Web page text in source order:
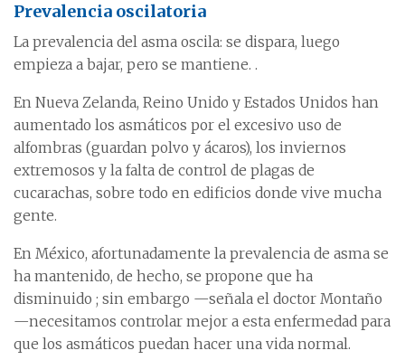
Prevalencia oscilatoria
La prevalencia del asma oscila: se dispara, luego
empieza a bajar, pero se mantiene. .
En Nueva Zelanda, Reino Unido y Estados Unidos han
aumentado los asmáticos por el excesivo uso de
alfombras (guardan polvo y ácaros), los inviernos
extremosos y la falta de control de plagas de
cucarachas, sobre todo en edificios donde vive mucha
gente.
En México, afortunadamente la prevalencia de asma se
ha mantenido, de hecho, se propone que ha
disminuido ; sin embargo —señala el doctor Montaño
—necesitamos controlar mejor a esta enfermedad para
que los asmáticos puedan hacer una vida normal.